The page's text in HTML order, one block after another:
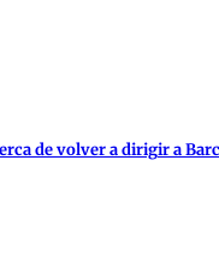
de volver a dirigir a